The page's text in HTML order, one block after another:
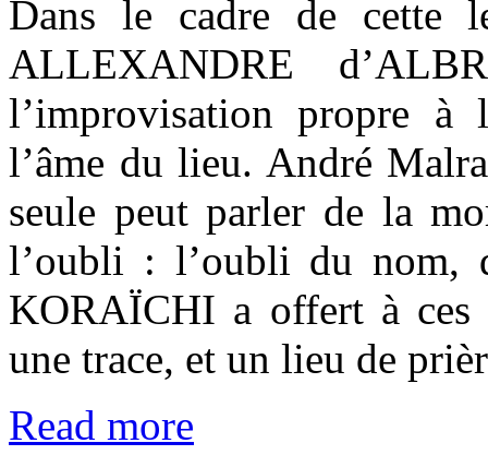
Dans le cadre de cette
ALLEXANDRE
l’improvisation propre
l’âme du lieu. André
seule peut parler de la
l’oubli : l’oubli du nom,
KORAÏCHI a offert à ces
une trace, et un lieu de
Read more